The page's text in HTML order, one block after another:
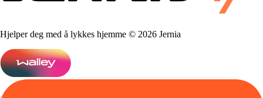
Hjelper deg med å lykkes hjemme © 2026 Jernia